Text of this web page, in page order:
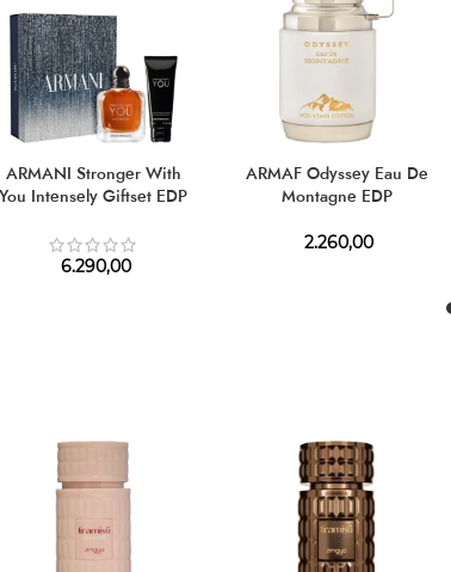
ARMANI Stronger With
You Intensely Giftset EDP
6.290,00
ARMAF Odyssey Eau De
Montagne EDP
2.260,00